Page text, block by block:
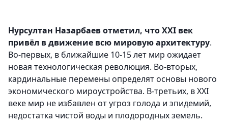
Нурсултан Назарбаев отметил, что ХХI век
привёл в движение всю мировую архитектуру.
Во-первых, в ближайшие 10-15 лет мир ожидает
новая технологическая революция. Во-вторых,
кардинальные перемены определят основы нового
экономического мироустройства. В-третьих, в ХХI
веке мир не избавлен от угроз голода и эпидемий,
недостатка чистой воды и плодородных земель.